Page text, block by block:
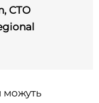
CTO
можуть